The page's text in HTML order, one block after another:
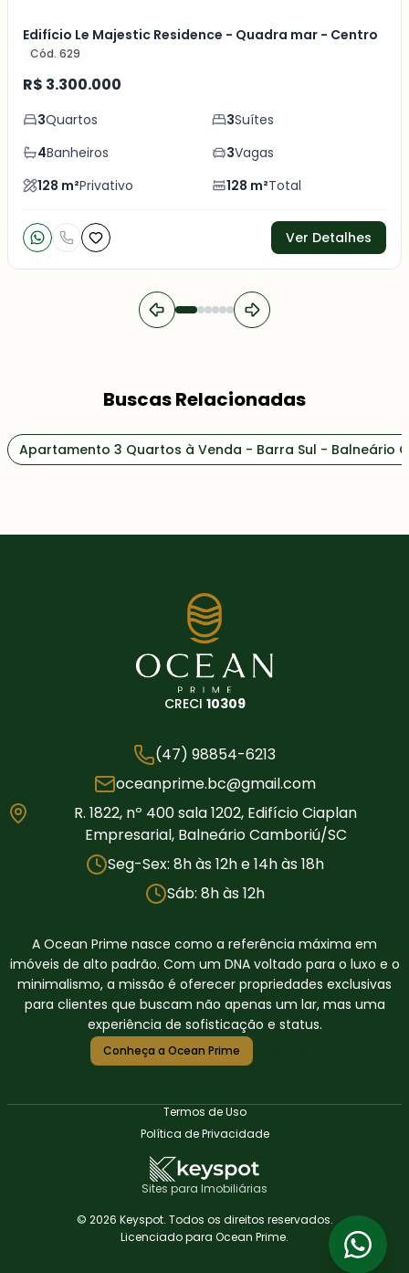
Edifício Le Majestic Residence - Quadra mar - Centro
Cód. 629
R$ 3.300.000
3Quartos 3Suítes
4Banheiros 3Vagas
128 m²Privativo 128 m²Total
Ver Detalhes
Buscas Relacionadas
Apartamento 3 Quartos à Venda - Barra Sul - Balneário
CRECI 10309
(47) 98854-6213
oceanprime.bc@gmail.com
R. 1822, nº 400 sala 1202, Edifício Ciaplan
Empresarial, Balneário Camboriú/SC
Seg-Sex: 8h às 12h e 14h às 18h
Sáb: 8h às 12h
A Ocean Prime nasce como a referência máxima em
imóveis de alto padrão. Com um DNA voltado para o luxo e o
minimalismo, a missão é oferecer propriedades exclusivas
para clientes que buscam não apenas um lar, mas uma
experiência de sofisticação e status.
Conheça a Ocean Prime
Termos de Uso
Política de Privacidade
Sites para Imobiliárias
© 2026 Keyspot. Todos os direitos reservados.
Licenciado para Ocean Prime.